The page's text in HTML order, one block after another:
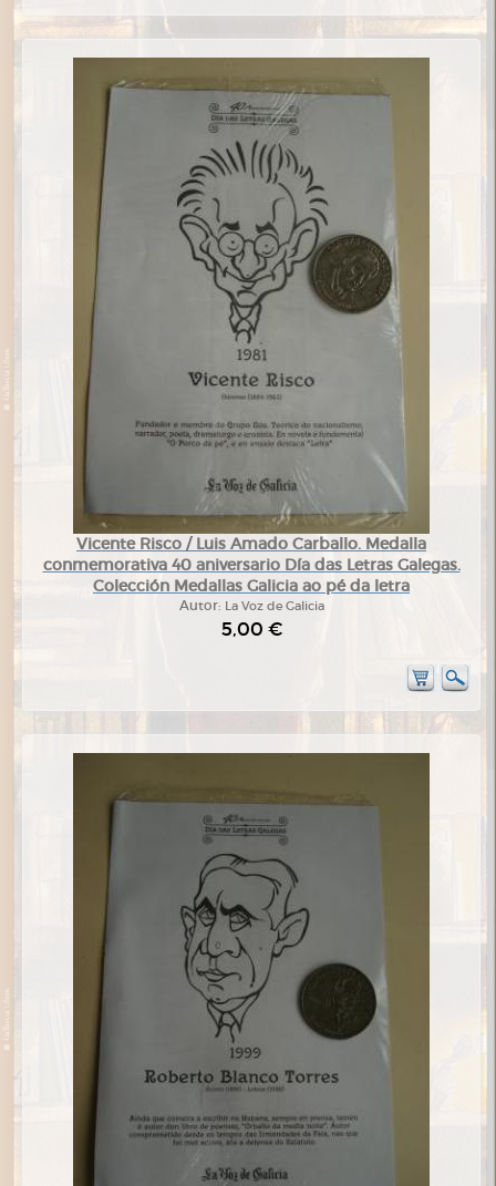
Vicente Risco / Luis Amado Carballo. Medalla
conmemorativa 40 aniversario Día das Letras Galegas.
Colección Medallas Galicia ao pé da letra
Autor: La Voz de Galicia
5,00 €